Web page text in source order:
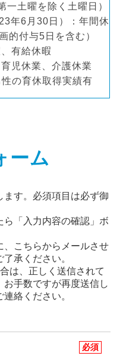
一土曜を除く土曜日）
年6月30日）：年間休
的付与5日を含む）
有給休暇
児休業、介護休業
の育休取得実績有
ーム